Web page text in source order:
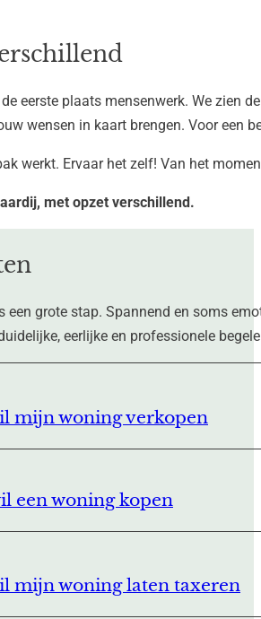
eerste plaats mensenwerk. We zien
wensen in kaart brengen. Voor een
werkt. Ervaar het zelf! Van het
met opzet verschillend.
een grote stap. Spannend en soms
eerlijke en professionele
mijn woning verkopen
een woning kopen
mijn woning laten taxeren